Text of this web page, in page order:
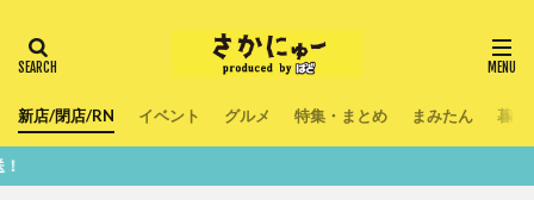
新店/閉店/RN イベント グルメ 特集・まとめ まみたん 暮ら